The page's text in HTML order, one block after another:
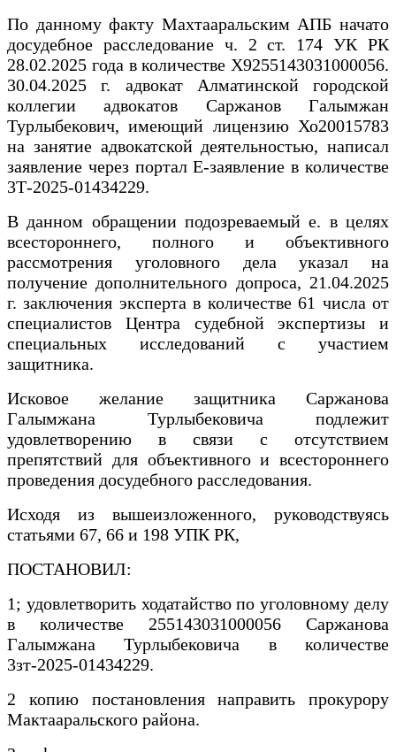
По данному факту Махтааральским АПБ начато
досудебное расследование ч. 2 ст. 174 УК РК
28.02.2025 года в количестве Х9255143031000056.
30.04.2025 г. адвокат Алматинской городской
коллегии адвокатов Саржанов Галымжан
Турлыбекович, имеющий лицензию Хо20015783
на занятие адвокатской деятельностью, написал
заявление через портал Е-заявление в количестве
3Т-2025-01434229.
В данном обращении подозреваемый е. в целях
всестороннего, полного и объективного
рассмотрения уголовного дела указал на
получение дополнительного допроса, 21.04.2025
г. заключения эксперта в количестве 61 числа от
специалистов Центра судебной экспертизы и
специальных исследований с участием
защитника.
Исковое желание защитника Саржанова
Галымжана Турлыбековича подлежит
удовлетворению в связи с отсутствием
препятствий для объективного и всестороннего
проведения досудебного расследования.
Исходя из вышеизложенного, руководствуясь
статьями 67, 66 и 198 УПК РК,
ПОСТАНОВИЛ:
1; удовлетворить ходатайство по уголовному делу
в количестве 255143031000056 Саржанова
Галымжана Турлыбековича в количестве
3зт-2025-01434229.
2 копию постановления направить прокурору
Мактааральского района.